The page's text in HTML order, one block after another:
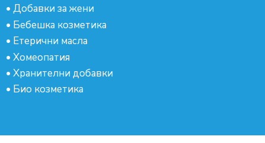
• Добавки за жени
• Бебешка козметика
• Етерични масла
• Хомеопатия
• Хранителни добавки
• Био козметика